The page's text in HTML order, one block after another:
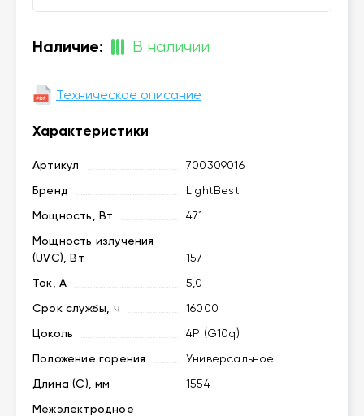
Наличие: В наличии
Техническое описание
Характеристики
Артикул
700309016
Бренд
LightBest
Мощность, Вт
471
Мощность излучения
(UVC), Вт
157
Ток, А
5,0
Срок службы, ч
16000
Цоколь
4P (G10q)
Положение горения
Универсальное
Длина (C), мм
1554
Межэлектродное